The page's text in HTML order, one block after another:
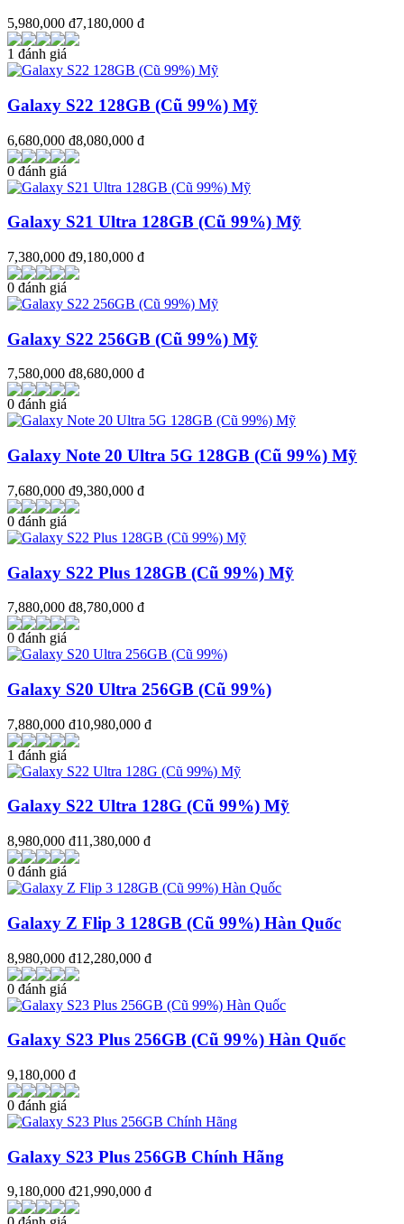
5,980,000 đ7,180,000 đ
1 đánh giá
Galaxy S22 128GB (Cũ 99%) Mỹ
6,680,000 đ8,080,000 đ
0 đánh giá
Galaxy S21 Ultra 128GB (Cũ 99%) Mỹ
7,380,000 đ9,180,000 đ
0 đánh giá
Galaxy S22 256GB (Cũ 99%) Mỹ
7,580,000 đ8,680,000 đ
0 đánh giá
Galaxy Note 20 Ultra 5G 128GB (Cũ 99%) Mỹ
7,680,000 đ9,380,000 đ
0 đánh giá
Galaxy S22 Plus 128GB (Cũ 99%) Mỹ
7,880,000 đ8,780,000 đ
0 đánh giá
Galaxy S20 Ultra 256GB (Cũ 99%)
7,880,000 đ10,980,000 đ
1 đánh giá
Galaxy S22 Ultra 128G (Cũ 99%) Mỹ
8,980,000 đ11,380,000 đ
0 đánh giá
Galaxy Z Flip 3 128GB (Cũ 99%) Hàn Quốc
8,980,000 đ12,280,000 đ
0 đánh giá
Galaxy S23 Plus 256GB (Cũ 99%) Hàn Quốc
9,180,000 đ
0 đánh giá
Galaxy S23 Plus 256GB Chính Hãng
9,180,000 đ21,990,000 đ